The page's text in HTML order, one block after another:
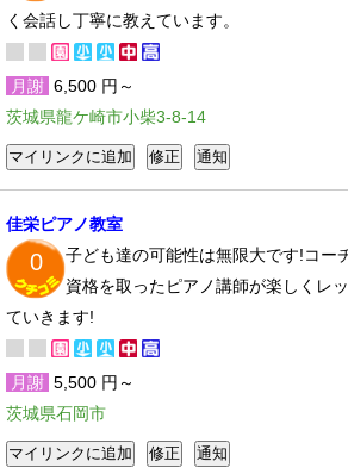
く会話し丁寧に教えています。
月謝 6,500 円～
茨城県龍ケ崎市小柴3-8-14
佳栄ピアノ教室
0
子ども達の可能性は無限大です!コー
資格を取ったピアノ講師が楽しくレ
ていきます!
月謝 5,500 円～
茨城県石岡市